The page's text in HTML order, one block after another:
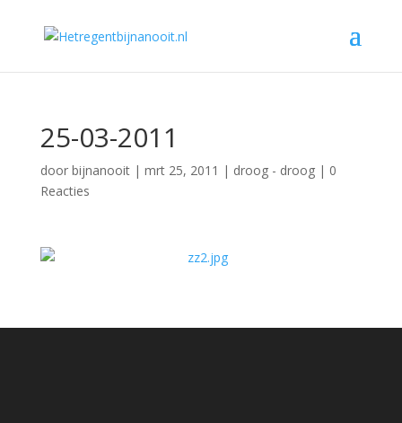
25-03-2011
door bijnanooit| mrt 25, 2011 | droog - droog| 0
Reacties